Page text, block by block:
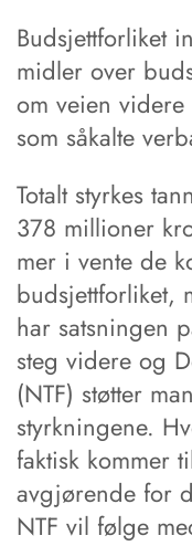
Budsjettforliket
midler over
om veien
som såkalte
Totalt styrkes
378 millioner
mer i vente de
budsjettforliket,
har satsningen
steg videre og
(NTF) støtter
styrkningene.
faktisk kommer
avgjørende for
NTF vil følge